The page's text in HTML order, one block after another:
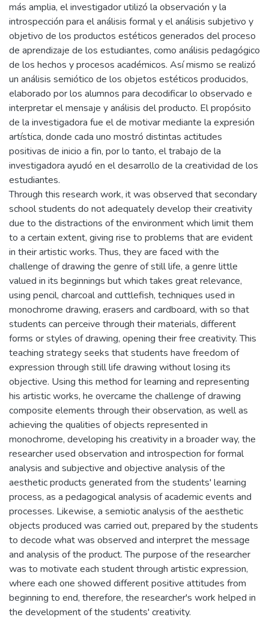
más amplia, el investigador utilizó la observación y la
introspección para el análisis formal y el análisis subjetivo y
objetivo de los productos estéticos generados del proceso
de aprendizaje de los estudiantes, como análisis pedagógico
de los hechos y procesos académicos. Así mismo se realizó
un análisis semiótico de los objetos estéticos producidos,
elaborado por los alumnos para decodificar lo observado e
interpretar el mensaje y análisis del producto. El propósito
de la investigadora fue el de motivar mediante la expresión
artística, donde cada uno mostró distintas actitudes
positivas de inicio a fin, por lo tanto, el trabajo de la
investigadora ayudó en el desarrollo de la creatividad de los
estudiantes.
Through this research work, it was observed that secondary
school students do not adequately develop their creativity
due to the distractions of the environment which limit them
to a certain extent, giving rise to problems that are evident
in their artistic works. Thus, they are faced with the
challenge of drawing the genre of still life, a genre little
valued in its beginnings but which takes great relevance,
using pencil, charcoal and cuttlefish, techniques used in
monochrome drawing, erasers and cardboard, with so that
students can perceive through their materials, different
forms or styles of drawing, opening their free creativity. This
teaching strategy seeks that students have freedom of
expression through still life drawing without losing its
objective. Using this method for learning and representing
his artistic works, he overcame the challenge of drawing
composite elements through their observation, as well as
achieving the qualities of objects represented in
monochrome, developing his creativity in a broader way, the
researcher used observation and introspection for formal
analysis and subjective and objective analysis of the
aesthetic products generated from the students' learning
process, as a pedagogical analysis of academic events and
processes. Likewise, a semiotic analysis of the aesthetic
objects produced was carried out, prepared by the students
to decode what was observed and interpret the message
and analysis of the product. The purpose of the researcher
was to motivate each student through artistic expression,
where each one showed different positive attitudes from
beginning to end, therefore, the researcher's work helped in
the development of the students' creativity.